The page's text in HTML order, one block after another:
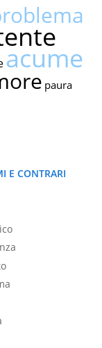
acume
paura
E CONTRARI